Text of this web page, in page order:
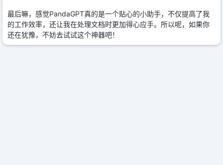
最后嘛，感觉PandaGPT真的是一个贴心的小助手，不仅提高了我
的工作效率，还让我在处理文档时更加得心应手。所以呢，如果你
还在犹豫，不妨去试试这个神器吧！